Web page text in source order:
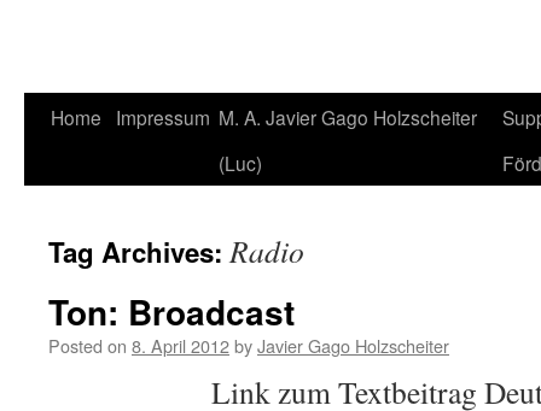
Skip
Home Impressum M. A. Javier Gago Holzscheiter
(Luc)
Tag Archives:Radio
Ton: Broadcast
Posted on 8. April 2012byJavier Gago Holzscheiter
Link zum Textbeitrag